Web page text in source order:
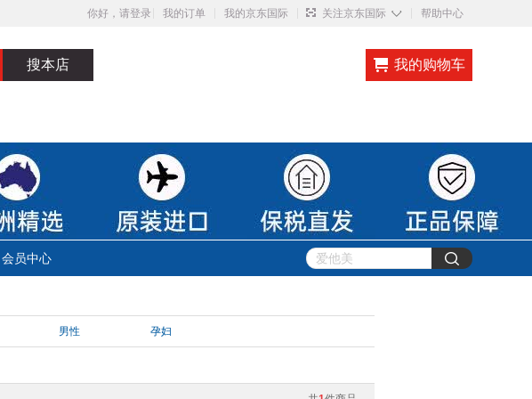
你好，请登录 我的订单 我的京东国际 关注京东国际 ◇ 帮助中心
搜本店 我的购物车
会员中心
男性 孕妇